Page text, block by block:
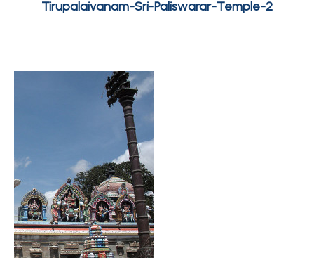
Tirupalaivanam-Sri-Paliswarar-Temple-2